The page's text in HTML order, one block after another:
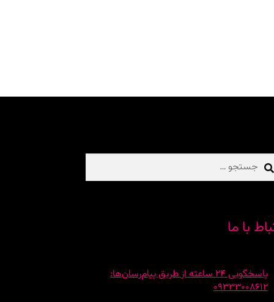
با ما
پاسخگویی 24 ساعته از طریق پیام‌رسان‌ها:
09333008612